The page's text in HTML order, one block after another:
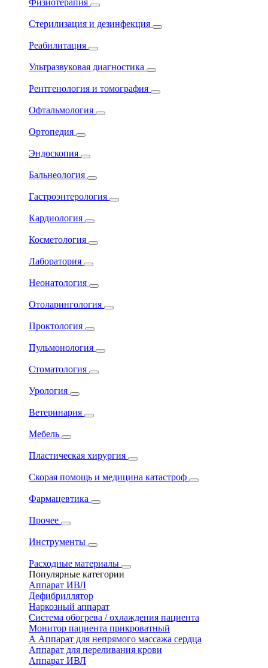
Физиотерапия
Стерилизация и дезинфекция
Реабилитация
Ультразвуковая диагностика
Рентгенология и томография
Офтальмология
Ортопедия
Эндоскопия
Бальнеология
Гастроэнтерология
Кардиология
Косметология
Лаборатория
Неонатология
Отоларингология
Проктология
Пульмонология
Стоматология
Урология
Ветеринария
Мебель
Пластическая хирургия
Скорая помощь и медицина катастроф
Фармацевтика
Прочее
Инструменты
Расходные материалы
Популярные категории
Аппарат ИВЛ
Дефибриллятор
Наркозный аппарат
Система обогрева / охлаждения пациента
Монитор пациента прикроватный
А Аппарат для непрямого массажа сердца
Аппарат для переливания крови
Аппарат ИВЛ